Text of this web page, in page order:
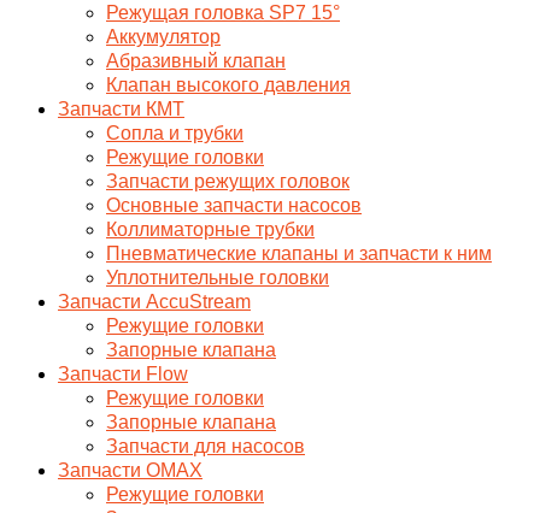
Режущая головка SP7 15°
Аккумулятор
Абразивный клапан
Клапан высокого давления
Запчасти КМТ
Сопла и трубки
Режущие головки
Запчасти режущих головок
Основные запчасти насосов
Коллиматорные трубки
Пневматические клапаны и запчасти к ним
Уплотнительные головки
Запчасти AccuStream
Режущие головки
Запорные клапана
Запчасти Flow
Режущие головки
Запорные клапана
Запчасти для насосов
Запчасти OMAX
Режущие головки